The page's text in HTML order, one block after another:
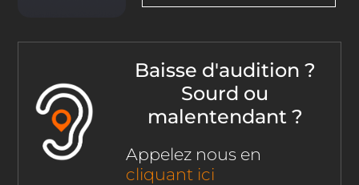
Baisse d'audition ?
Sourd ou
malentendant ?
Appelez nous en
cliquant ici